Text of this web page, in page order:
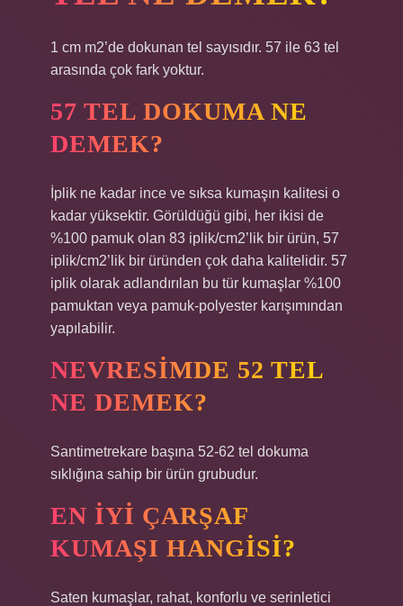
1 cm m2’de dokunan tel sayısıdır. 57 ile 63 tel
arasında çok fark yoktur.
57 TEL DOKUMA NE
DEMEK?
İplik ne kadar ince ve sıksa kumaşın kalitesi o
kadar yüksektir. Görüldüğü gibi, her ikisi de
%100 pamuk olan 83 iplik/cm2’lik bir ürün, 57
iplik/cm2’lik bir üründen çok daha kalitelidir. 57
iplik olarak adlandırılan bu tür kumaşlar %100
pamuktan veya pamuk-polyester karışımından
yapılabilir.
NEVRESIMDE 52 TEL
NE DEMEK?
Santimetrekare başına 52-62 tel dokuma
sıklığına sahip bir ürün grubudur.
EN IYI ÇARŞAF
KUMAŞI HANGISI?
Saten kumaşlar, rahat, konforlu ve serinletici